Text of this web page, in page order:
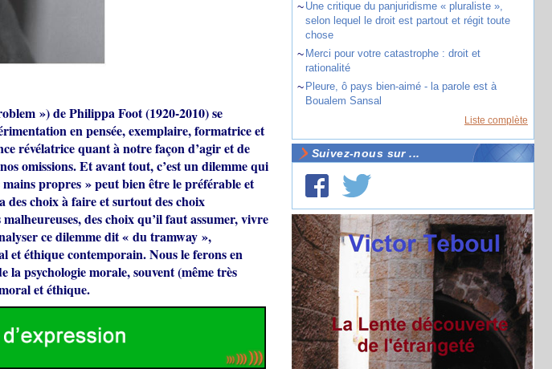
») de Philippa Foot (1920-2010) se
en pensée, exemplaire, formatrice et
révélatrice quant à notre façon d’agir et de
omissions. Et avant tout, c’est un dilemme qui
propres » peut bien être le préférable et
des choix à faire et surtout des choix
des choix qu’il faut assumer, vivre
ce dilemme dit « du tramway »,
et éthique contemporain. Nous le ferons en
psychologie morale, souvent (même très
et éthique.
~ Une critique du panjuridisme « pluraliste »,
selon lequel le droit est partout et régit toute
chose
~ Merci pour votre catastrophe : droit et
rationalité
~ Pleure, ô pays bien-aimé - la parole est à
Boualem Sansal
Liste complète
Suivez-nous sur ...